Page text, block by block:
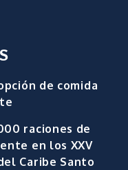
de comida
raciones de
en los XXV
Caribe Santo